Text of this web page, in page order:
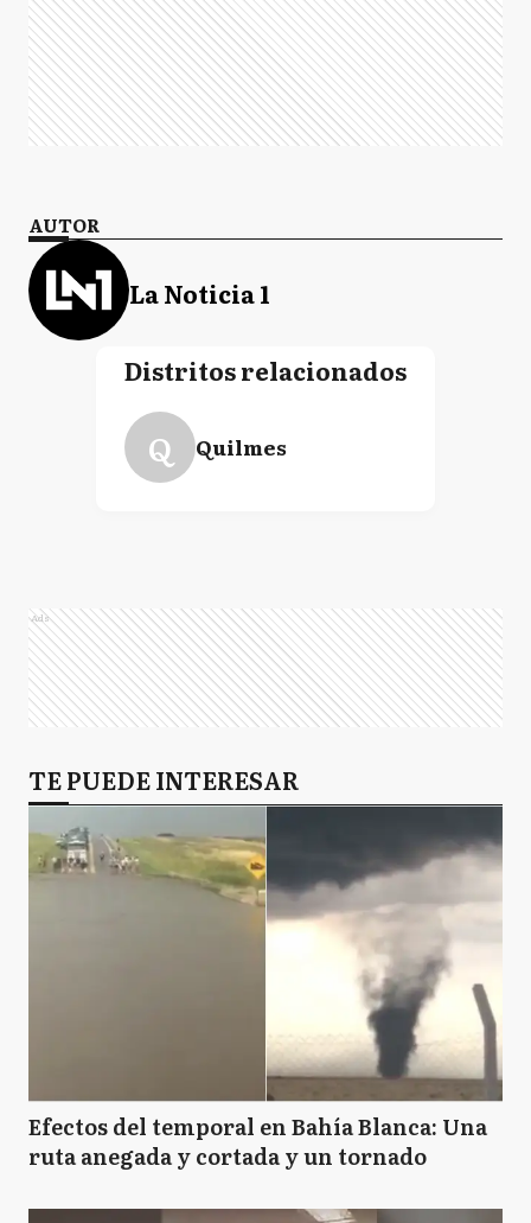
AUTOR
La Noticia 1
Distritos relacionados
Q Quilmes
Ads
TE PUEDE INTERESAR
Efectos del temporal en Bahía Blanca: Una
ruta anegada y cortada y un tornado